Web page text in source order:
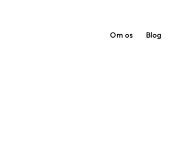
Om os Blog